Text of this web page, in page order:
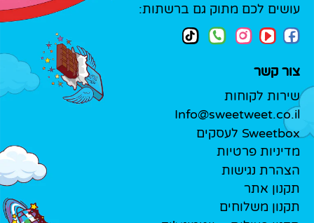
עושים לכם מתוק גם ברשתות:
צור קשר
שירות לקוחות
Info@sweetweet.co.il
Sweetbox לעסקים
מדיניות פרטיות
הצהרת נגישות
תקנון אתר
תקנון משלוחים